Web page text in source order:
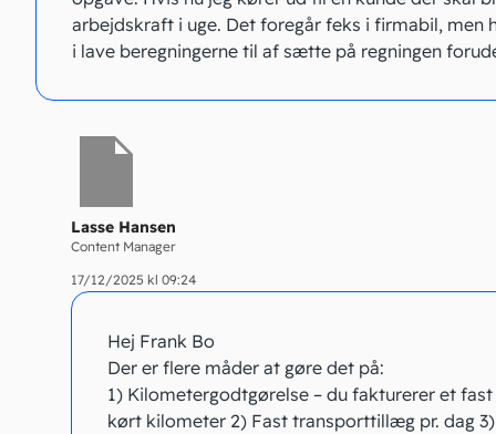
arbejdskraft i uge. Det foregår feks i firmabil, men
i lave beregningerne til af sætte på regningen
Lasse Hansen
Content Manager
17/12/2025 kl 09:24
Hej Frank Bo
Der er flere måder at gøre det på:
1) Kilometergodtgørelse – du fakturerer et
kørt kilometer 2) Fast transporttillæg pr. dag